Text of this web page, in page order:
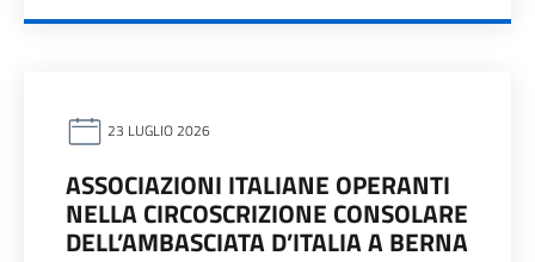
23 LUGLIO 2026
ASSOCIAZIONI ITALIANE OPERANTI
NELLA CIRCOSCRIZIONE CONSOLARE
DELL’AMBASCIATA D’ITALIA A BERNA